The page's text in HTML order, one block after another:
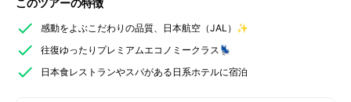
このツアーの特徴
感動をよぶこだわりの品質、日本航空（JAL）✨
往復ゆったりプレミアムエコノミークラス💺
日本食レストランやスパがある日系ホテルに宿泊